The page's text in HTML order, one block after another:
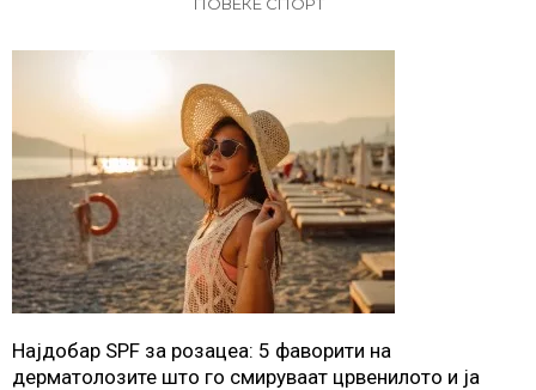
Најдобар SPF за розацеа: 5 фаворити на
дерматолозите што го смируваат црвенилото и ја